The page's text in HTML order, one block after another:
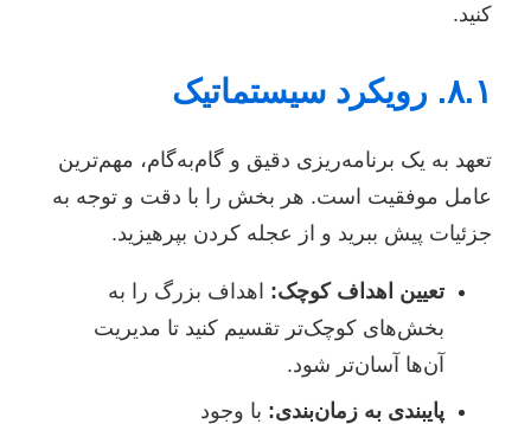
کنید.
۸.۱. رویکرد سیستماتیک
تعهد به یک برنامه‌ریزی دقیق و گام‌به‌گام، مهم‌ترین
عامل موفقیت است. هر بخش را با دقت و توجه به
جزئیات پیش ببرید و از عجله کردن بپرهیزید.
تعیین اهداف کوچک: اهداف بزرگ را به
بخش‌های کوچک‌تر تقسیم کنید تا مدیریت
آن‌ها آسان‌تر شود.
پایبندی به زمان‌بندی: با وجود